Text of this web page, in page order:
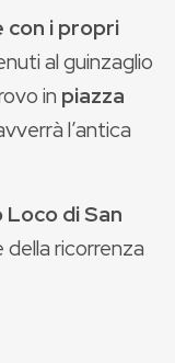
i propri
al guinzaglio
in piazza
l’antica
Loco di San
della ricorrenza